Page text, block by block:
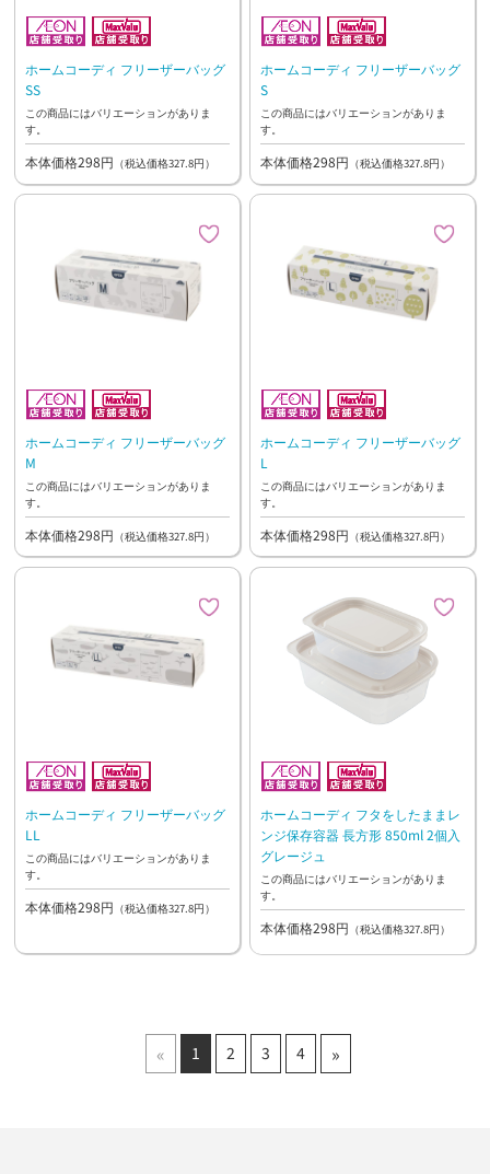
ホームコーディ フリーザーバッグ
SS
この商品にはバリエーションがありま
す。
本体価格298円 （税込価格327.8円）
ホームコーディ フリーザーバッグ
S
この商品にはバリエーションがありま
す。
本体価格298円 （税込価格327.8円）
ホームコーディ フリーザーバッグ
M
この商品にはバリエーションがありま
す。
本体価格298円 （税込価格327.8円）
ホームコーディ フリーザーバッグ
L
この商品にはバリエーションがありま
す。
本体価格298円 （税込価格327.8円）
ホームコーディ フリーザーバッグ
LL
この商品にはバリエーションがありま
す。
本体価格298円 （税込価格327.8円）
ホームコーディ フタをしたままレ
ンジ保存容器 長方形 850ml 2個入
グレージュ
この商品にはバリエーションがありま
す。
本体価格298円 （税込価格327.8円）
« 1 2 3 4 »